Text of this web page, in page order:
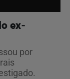
ex-
por